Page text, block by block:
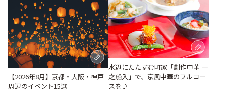
【2026年8月】京都・大阪・神戸
周辺のイベント15選
水辺にたたずむ町家「創作中華 一
之船入」で、京風中華のフルコー
スを♪